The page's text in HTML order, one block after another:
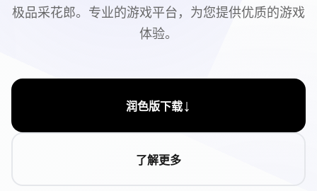
极品采花郎。专业的游戏平台，为您提供优质的游戏
体验。
润色版下载↓
了解更多